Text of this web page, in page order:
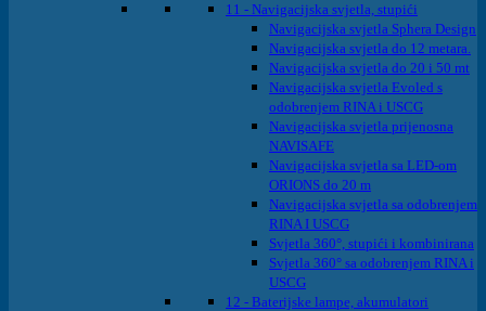
11 - Navigacijska svjetla, stupići
Navigacijska svjetla Sphera Design
Navigacijska svjetla do 12 metara.
Navigacijska svjetla do 20 i 50 mt
Navigacijska svjetla Evoled s
odobrenjem RINA i USCG
Navigacijska svjetla prijenosna
NAVISAFE
Navigacijska svjetla sa LED-om
ORIONS do 20 m
Navigacijska svjetla sa odobrenjem
RINA I USCG
Svjetla 360°, stupići i kombinirana
Svjetla 360° sa odobrenjem RINA i
USCG
12 - Baterijske lampe, akumulatori